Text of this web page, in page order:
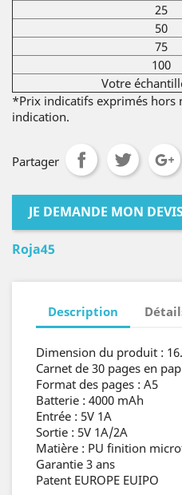
25
50
75
100
Votre
*Prix indicatifs exprimés hors
indication.
Partager
JE DEMANDE MON
Roja45
Description
Dimension du produit :
Carnet de 30 pages en
Format des pages : A5
Batterie : 4000 mAh
Entrée : 5V 1A
Sortie : 5V 1A/2A
Matière : PU finition
Garantie 3 ans
Patent EUROPE EUIPO